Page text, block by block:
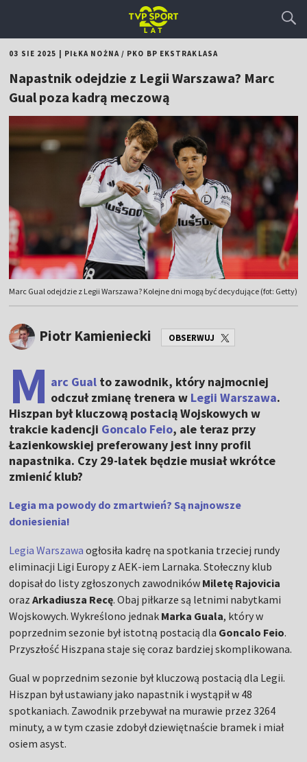
03 SIE 2025 PIŁKA NOŻNA/ PKO BP EKSTRAKLASA
Napastnik odejdzie z Legii Warszawa? Marc
Gual poza kadrą meczową
Marc Gual odejdzie z Legii Warszawa? Kolejne dni mogą być decydujące (fot: Getty)
Piotr Kamieniecki OBSERWUJ
M arc Gual to zawodnik, który najmocniej
odczuł zmianę trenera w Legii Warszawa.
Hiszpan był kluczową postacią Wojskowych w
trakcie kadencji Goncalo Feio, ale teraz przy
Łazienkowskiej preferowany jest inny profil
napastnika. Czy 29-latek będzie musiał wkrótce
zmienić klub?
Legia ma powody do zmartwień? Są najnowsze
doniesienia!
Legia Warszawa ogłosiła kadrę na spotkania trzeciej rundy
eliminacji Ligi Europy z AEK-iem Larnaka. Stołeczny klub
dopisał do listy zgłoszonych zawodników Miletę Rajovicia
orazArkadiusza Recę. Obaj piłkarze są letnimi nabytkami
Wojskowych. Wykreślono jednak Marka Guala, który w
poprzednim sezonie był istotną postacią dla Goncalo Feio.
Przyszłość Hiszpana staje się coraz bardziej skomplikowana.
Gual w poprzednim sezonie był kluczową postacią dla Legii.
Hiszpan był ustawiany jako napastnik i wystąpił w 48
spotkaniach. Zawodnik przebywał na murawie przez 3264
minuty, a w tym czasie zdobył dziewiętnaście bramek i miał
osiem asyst.